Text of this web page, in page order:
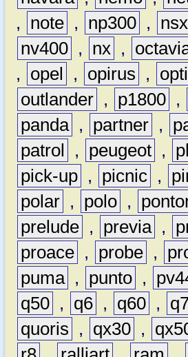
,
note , np300 , nsx
nv400 , nx ,
,
opel , opirus ,
outlander , p1800 ,
panda , partner ,
patrol
, peugeot ,
pick-up , picnic ,
polar , polo ,
prelude , previa ,
proace , probe ,
puma , punto ,
q50 , q6 , q60 ,
quoris
, qx30 ,